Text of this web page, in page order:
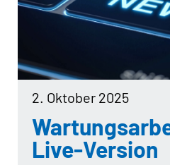
2. Oktober 2025
Live-Version